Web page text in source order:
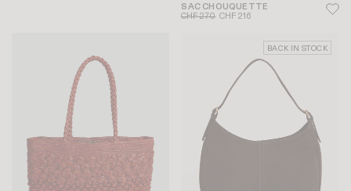
SAC CHOUQUETTE
CHF 270 CHF 216
BACK IN STOCK